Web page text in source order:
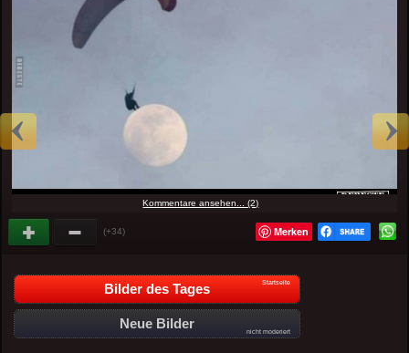
Kommentare ansehen... (2)
(+34) Merken
Bilder des Tages Startseite
Neue Bilder
nicht moderiert